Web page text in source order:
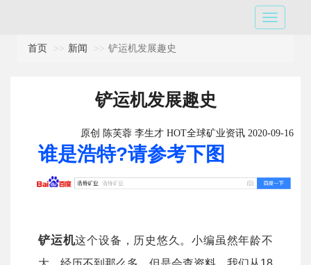
首页 新闻 铲运机发展趣史
铲运机发展趣史
原创 陈芙蓉 李生才 HOT全球矿业资讯 2020-09-16
谁是浩特?请参考下图
铲运机这个设备，历史悠久。小编虽然年龄不